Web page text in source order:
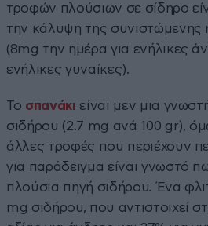
τροφών πλούσιων σε σίδηρο
την κάλυψη της συνιστώμενης
(8mg την ημέρα για ενήλικες
ενήλικες γυναίκες).
Το σπανάκι είναι μεν μια
σιδήρου (2.7 mg ανά 100 gr),
άλλες τροφές που περιέχουν
για παράδειγμα είναι γνωστό
πλούσια πηγή σιδήρου. Ένα
mg σιδήρου, που αντιστοιχεί